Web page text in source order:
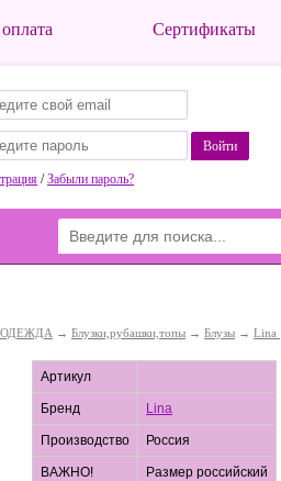
Сертификаты
Войти
/Забыли пароль?
→ Блузки,рубашки,топы → Блузы → Lina
Артикул
Бренд Lina
Производство Россия
ВАЖНО! Размер российский